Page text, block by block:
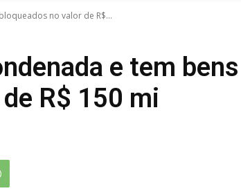
no valor de R$...
e tem bens
R$ 150 mi